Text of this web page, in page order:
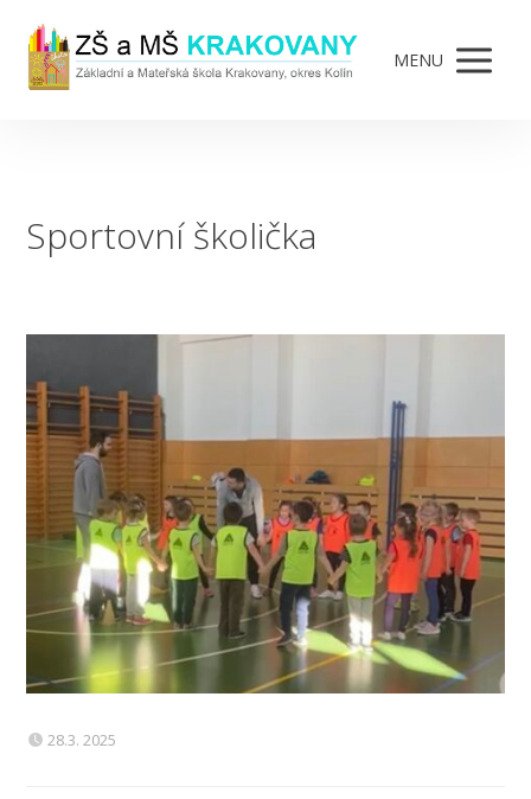
MENU
Sportovní školička
28.3. 2025